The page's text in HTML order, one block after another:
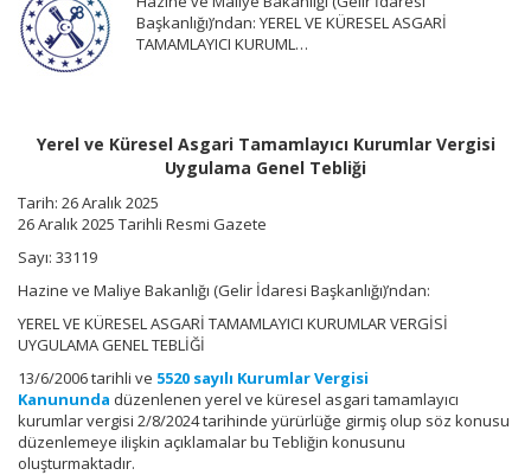
Tebliği
için
Başkanlığı)’ndan: YEREL VE KÜRESEL ASGARİ
TAMAMLAYICI KURUML…
Yerel ve Küresel Asgari Tamamlayıcı Kurumlar Vergisi
Uygulama Genel Tebliği
Tarih: 26 Aralık 2025
26 Aralık 2025 Tarihli Resmi Gazete
Sayı: 33119
Hazine ve Maliye Bakanlığı (Gelir İdaresi Başkanlığı)’ndan:
YEREL VE KÜRESEL ASGARİ TAMAMLAYICI KURUMLAR VERGİSİ
UYGULAMA GENEL TEBLİĞİ
13/6/2006 tarihli ve 5520 sayılı Kurumlar Vergisi
Kanununda düzenlenen yerel ve küresel asgari tamamlayıcı
kurumlar vergisi 2/8/2024 tarihinde yürürlüğe girmiş olup söz konusu
düzenlemeye ilişkin açıklamalar bu Tebliğin konusunu
oluşturmaktadır.